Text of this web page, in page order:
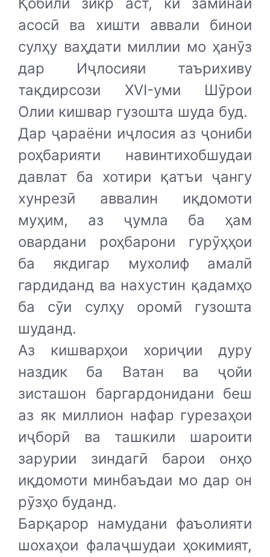
асосӣ ва хишти аввали бинои
сулҳу ваҳдати миллии мо ҳанӯз
дар Иҷлосияи таърихиву
тақдирсози XVI-уми Шӯрои
Олии кишвар гузошта шуда буд.
Дар ҷараёни иҷлосия аз ҷониби
роҳбарияти навинтихобшудаи
давлат ба хотири қатъи ҷангу
хунрезӣ аввалин иқдомоти
муҳим, аз ҷумла ба ҳам
овардани роҳбарони гурӯҳҳои
ба якдигар мухолиф амалӣ
гардиданд ва нахустин қадамҳо
ба сӯи сулҳу оромӣ гузошта
шуданд.
Аз кишварҳои хориҷии дуру
наздик ба Ватан ва ҷойи
зисташон баргардонидани беш
аз як миллион нафар гурезаҳои
иҷборӣ ва ташкили шароити
зарурии зиндагӣ барои онҳо
иқдомоти минбаъдаи мо дар он
рӯзҳо буданд.
Барқарор намудани фаъолияти
шохаҳои фалаҷшудаи ҳокимият,